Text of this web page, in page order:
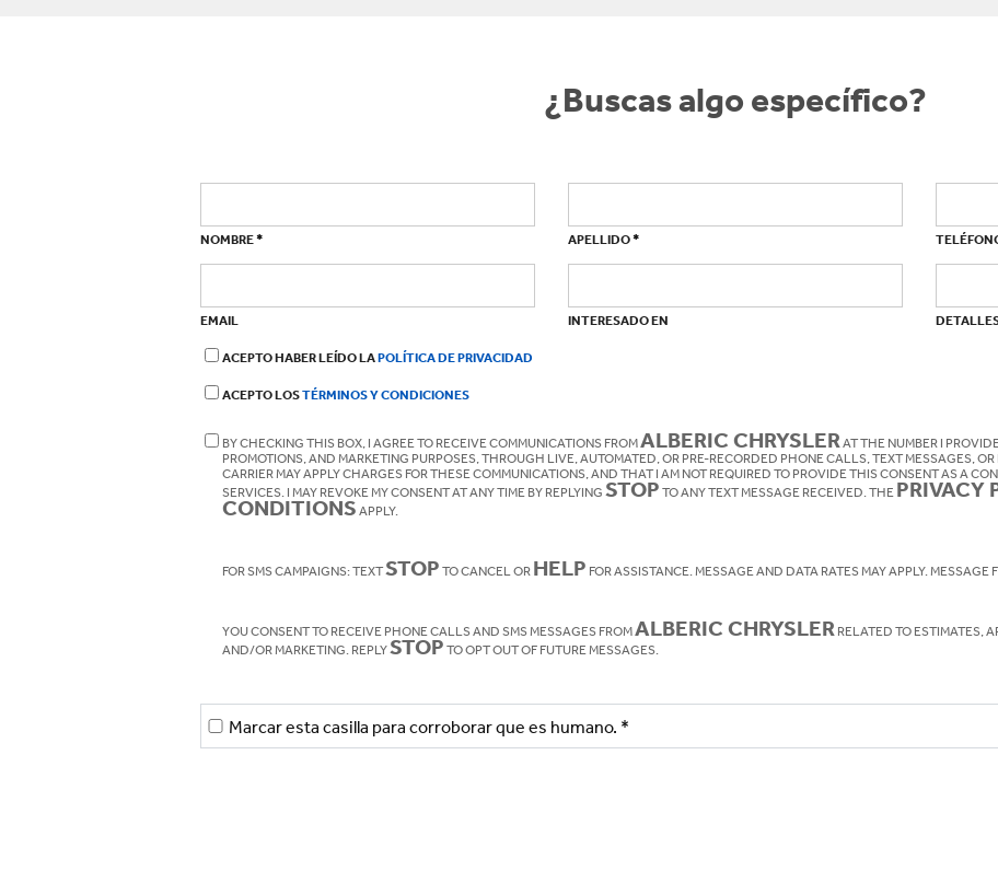
¿Buscas algo específico?
NOMBRE* APELLIDO*
EMAIL INTERESADO EN
ACEPTO HABER LEÍDO LAPOLÍTICA DE PRIVACIDAD
ACEPTO LOSTÉRMINOS Y CONDICIONES
BY CHECKING THIS BOX, I AGREE TO RECEIVE COMMUNICATIONS FROMALBERIC CHRYSLER
PROMOTIONS, AND MARKETING PURPOSES, THROUGH LIVE, AUTOMATED, OR PRE-RECORDED PHONE CALLS, TEXT MESSAGES,
CARRIER MAY APPLY CHARGES FOR THESE COMMUNICATIONS, AND THAT I AM NOT REQUIRED TO PROVIDE THIS CONSENT AS A
SERVICES. I MAY REVOKE MY CONSENT AT ANY TIME BY REPLYINGSTOPTO ANY TEXT MESSAGE RECEIVED. THEPRIVACY
CONDITIONSAPPLY.
FOR SMS CAMPAIGNS: TEXTSTOPTO CANCEL ORHELP FOR ASSISTANCE. MESSAGE AND DATA
YOU CONSENT TO RECEIVE PHONE CALLS AND SMS MESSAGES FROMALBERIC CHRYSLERRELATED TO ESTIMATES,
AND/OR MARKETING. REPLYSTOPTO OPT OUT OF FUTURE MESSAGES.
Marcar esta casilla para corroborar que es humano. *